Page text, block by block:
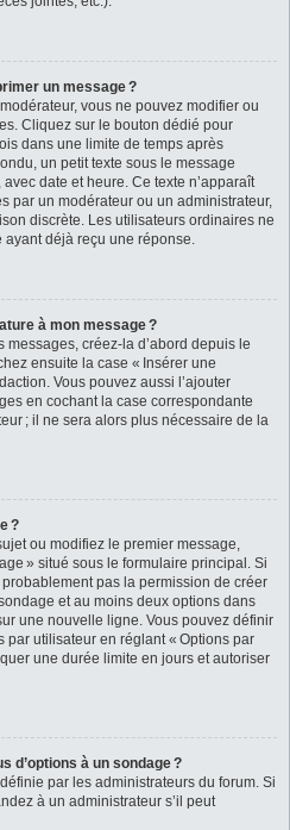
un message ?
vous ne pouvez modifier ou
Cliquez sur le bouton dédié pour
dans une limite de temps après
un petit texte sous le message
date et heure. Ce texte n’apparaît
par un modérateur ou un administrateur,
discrète. Les utilisateurs ordinaires ne
déjà reçu une réponse.
à mon message ?
créez-la d’abord depuis le
ensuite la case « Insérer une
Vous pouvez aussi l’ajouter
en cochant la case correspondante
; il ne sera alors plus nécessaire de la
?
ou modifiez le premier message,
» situé sous le formulaire principal. Si
probablement pas la permission de créer
et au moins deux options dans
une nouvelle ligne. Vous pouvez définir
par utilisateur en réglant « Options par
une durée limite en jours et autoriser
d’options à un sondage ?
par les administrateurs du forum. Si
à un administrateur s’il peut